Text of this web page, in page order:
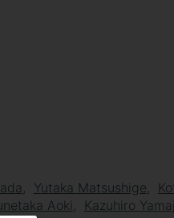
Yutaka Matsushige
Aoki Kazuhiro